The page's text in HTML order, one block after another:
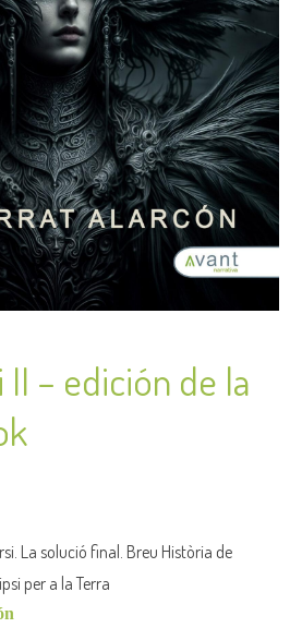
– edición de la
La solució final. Breu Història de
per a la Terra